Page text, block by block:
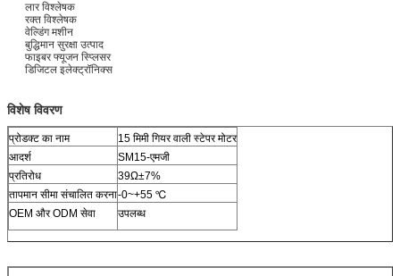
लार विश्लेषक
रक्त विश्लेषक
वेल्डिंग मशीन
बुद्धिमान सुरक्षा उत्पाद
फाइबर फ्यूजन स्प्लिसर
डिजिटल इलेक्ट्रॉनिक्स
विशेष विवरण
प्रोडक्ट का नाम
15 मिमी गियर वाली स्टेपर मोटर
आदर्श
SM15-एमजी
प्रतिरोध
39Ω±7%
तापमान सीमा संचालित करना-0~+55 ℃
OEM और ODM सेवा
उपलब्ध